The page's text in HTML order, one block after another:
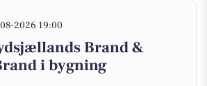
2026 19:00
Brand &
i bygning